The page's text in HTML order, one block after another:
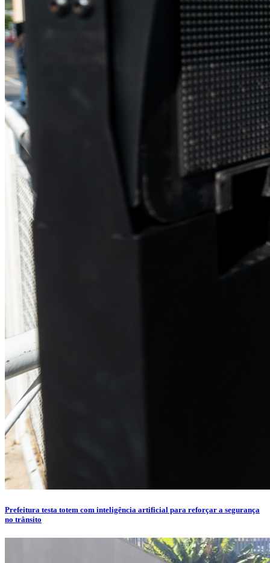
Prefeitura testa totem com inteligência artificial para reforçar a segurança
no trânsito